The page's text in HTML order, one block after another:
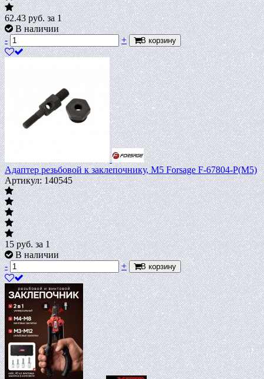
62.43руб.за 1
В наличии
-
+ В корзину
Адаптер резьбовой к заклепочнику, M5 Forsage F-67804-P(M5)
Артикул: 140545
15руб.за 1
В наличии
-
+ В корзину